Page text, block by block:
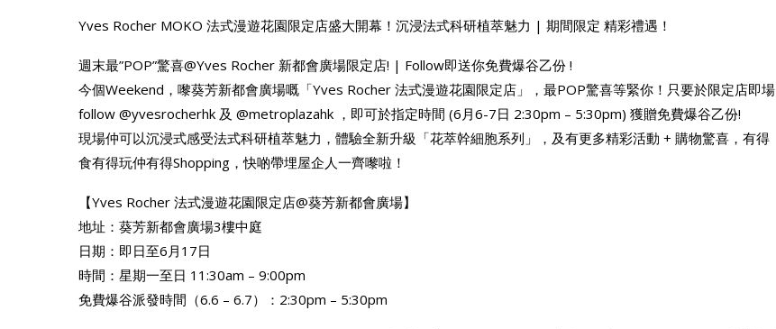
Yves Rocher MOKO 法式漫遊花園限定店盛大開幕！沉浸法式科研植萃魅力 | 期間限定 精彩禮遇！
週末最”POP”驚喜@Yves Rocher 新都會廣場限定店! | Follow即送你免費爆谷乙份 !
今個Weekend，嚟葵芳新都會廣場嘅「Yves Rocher 法式漫遊花園限定店」，最POP驚喜等緊你！只要於限定店即場
follow @yvesrocherhk 及 @metroplazahk ，即可於指定時間 (6月6-7日 2:30pm – 5:30pm) 獲贈免費爆谷乙份!
現場仲可以沉浸式感受法式科研植萃魅力，體驗全新升級「花萃幹細胞系列」，及有更多精彩活動 + 購物驚喜，有得
食有得玩仲有得Shopping，快啲帶埋屋企人一齊嚟啦！
【Yves Rocher 法式漫遊花園限定店@葵芳新都會廣場】
地址：葵芳新都會廣場3樓中庭
日期：即日至6月17日
時間：星期一至日 11:30am – 9:00pm
免費爆谷派發時間（6.6 – 6.7）：2:30pm – 5:30pm